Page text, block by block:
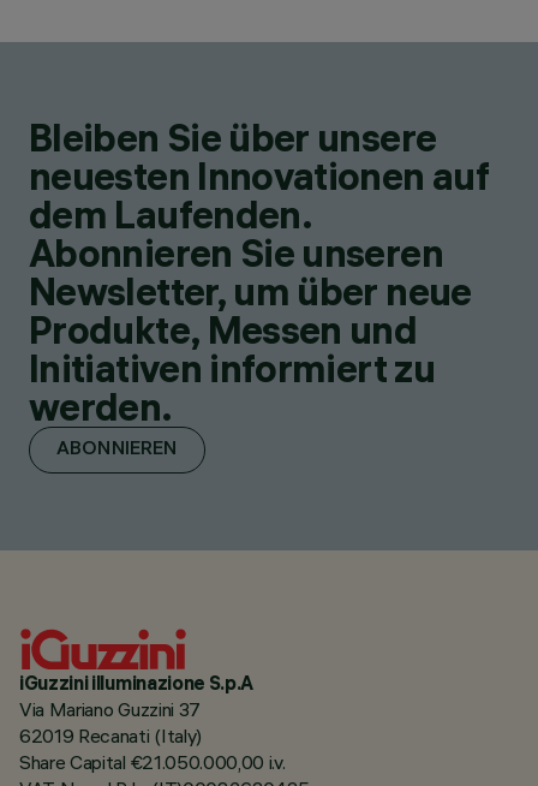
Bleiben Sie über unsere
neuesten Innovationen auf
dem Laufenden.
Abonnieren Sie unseren
Newsletter, um über neue
Produkte, Messen und
Initiativen informiert zu
werden.
ABONNIEREN
iGuzzini illuminazione S.p.A
Via Mariano Guzzini 37
62019 Recanati (Italy)
Share Capital €21.050.000,00 i.v.